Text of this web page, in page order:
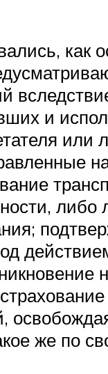
как
и
или
либо
же по